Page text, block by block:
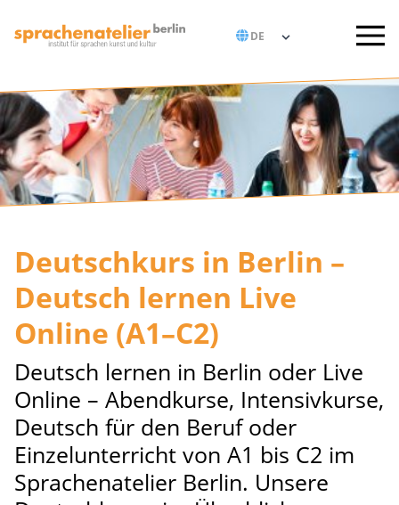
Deutschkurs in Berlin –
Deutsch lernen Live
Online (A1–C2)
Deutsch lernen in Berlin oder Live
Online – Abendkurse, Intensivkurse,
Deutsch für den Beruf oder
Einzelunterricht von A1 bis C2 im
Sprachenatelier Berlin. Unsere